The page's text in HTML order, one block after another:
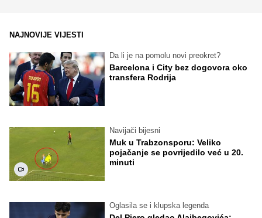
NAJNOVIJE VIJESTI
Da li je na pomolu novi preokret?
Barcelona i City bez dogovora oko
transfera Rodrija
Navijači bijesni
Muk u Trabzonsporu: Veliko
pojačanje se povrijedilo već u 20.
minuti
Oglasila se i klupska legenda